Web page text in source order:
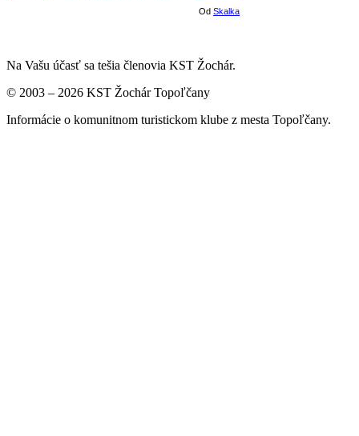
Od Skalka
Na Vašu účasť sa tešia členovia KST Žochár.
© 2003 – 2026 KST Žochár Topoľčany
Informácie o komunitnom turistickom klube z mesta Topoľčany.